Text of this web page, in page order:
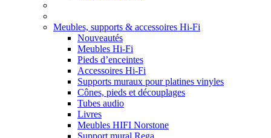
Meubles, supports & accessoires Hi-Fi
Nouveautés
Meubles Hi-Fi
Pieds d’enceintes
Accessoires Hi-Fi
Supports muraux pour platines vinyles
Cônes, pieds et découplages
Tubes audio
Livres
Meubles HIFI Norstone
Support mural Rega